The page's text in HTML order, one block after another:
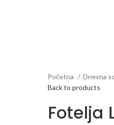
Početna Dnevna
Back to products
Fotelja